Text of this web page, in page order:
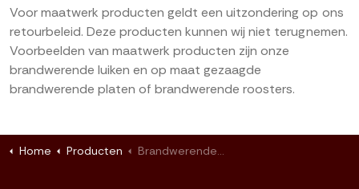
Voor maatwerk producten geldt een uitzondering op ons
retourbeleid. Deze producten kunnen wij niet terugnemen.
Voorbeelden van maatwerk producten zijn onze
brandwerende luiken en op maat gezaagde
brandwerende platen of brandwerende roosters.
Home Producten Brandwerende roosters